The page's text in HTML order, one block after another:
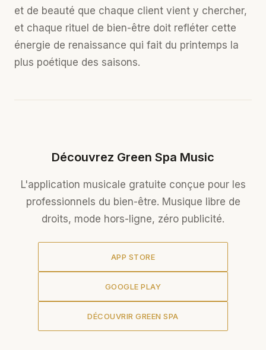
et de beauté que chaque client vient y chercher,
et chaque rituel de bien-être doit refléter cette
énergie de renaissance qui fait du printemps la
plus poétique des saisons.
Découvrez Green Spa Music
L'application musicale gratuite conçue pour les
professionnels du bien-être. Musique libre de
droits, mode hors-ligne, zéro publicité.
APP STORE
GOOGLE PLAY
DÉCOUVRIR GREEN SPA